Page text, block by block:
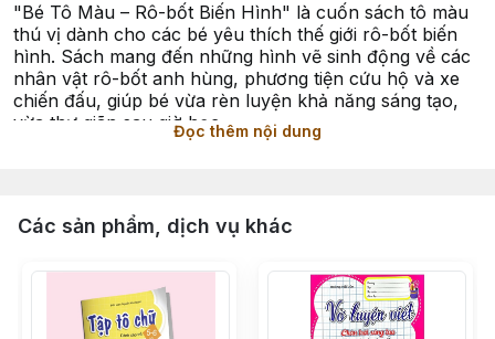
"Bé Tô Màu – Rô-bốt Biến Hình" là cuốn sách tô màu
thú vị dành cho các bé yêu thích thế giới rô-bốt biến
hình. Sách mang đến những hình vẽ sinh động về các
nhân vật rô-bốt anh hùng, phương tiện cứu hộ và xe
chiến đấu, giúp bé vừa rèn luyện khả năng sáng tạo,
vừa thư giãn sau giờ học.
họa với đường nét sắc sảo, kích thước lớn, phù hợp
Chủ đề hấp dẫn: Lấy cảm hứng từ những nhân vật rô-
bốt biến hình quen thuộc, khơi gợi trí tưởng tượng và
đam mê khám phá của trẻ.
Đọc thêm nội dung
Các sản phẩm, dịch vụ khác